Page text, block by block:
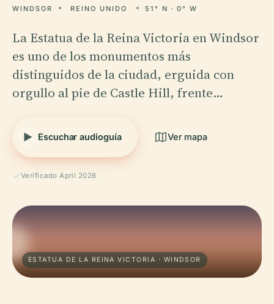
WINDSOR REINO UNIDO 51° N · 0° W
La Estatua de la Reina Victoria en Windsor
es uno de los monumentos más
distinguidos de la ciudad, erguida con
orgullo al pie de Castle Hill, frente…
Escuchar audioguía Ver mapa
Verificado April 2026
ESTATUA DE LA REINA VICTORIA · WINDSOR